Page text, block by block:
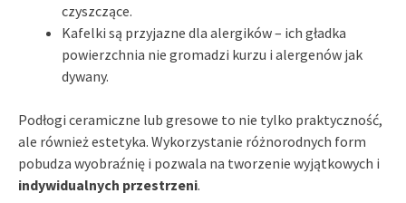
czyszczące.
Kafelki są przyjazne dla alergików – ich gładka
powierzchnia nie gromadzi kurzu i alergenów jak
dywany.
Podłogi ceramiczne lub gresowe to nie tylko praktyczność,
ale również estetyka. Wykorzystanie różnorodnych form
pobudza wyobraźnię i pozwala na tworzenie wyjątkowych i
indywidualnych przestrzeni.